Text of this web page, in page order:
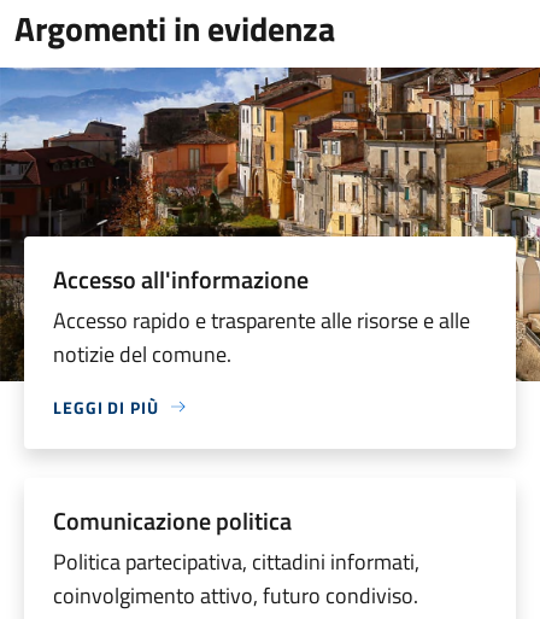
Argomenti in evidenza
Accesso all'informazione
Accesso rapido e trasparente alle risorse e alle
notizie del comune.
LEGGI DI PIÙ
Comunicazione politica
Politica partecipativa, cittadini informati,
coinvolgimento attivo, futuro condiviso.